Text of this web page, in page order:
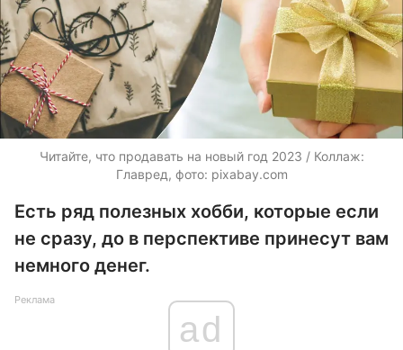
Читайте, что продавать на новый год 2023 / Коллаж:
Главред, фото: pixabay.com
Есть ряд полезных хобби, которые если
не сразу, до в перспективе принесут вам
немного денег.
Реклама
ad